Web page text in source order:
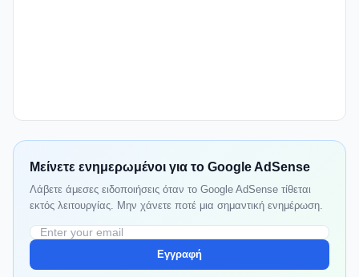
Μείνετε ενημερωμένοι για το Google AdSense
Λάβετε άμεσες ειδοποιήσεις όταν το Google AdSense τίθεται
εκτός λειτουργίας. Μην χάνετε ποτέ μια σημαντική ενημέρωση.
Εγγραφή